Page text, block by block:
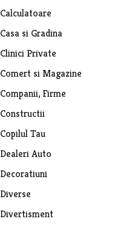
Calculatoare
Casa si Gradina
Clinici Private
Comert si Magazine
Companii, Firme
Constructii
Copilul Tau
Dealeri Auto
Decoratiuni
Diverse
Divertisment